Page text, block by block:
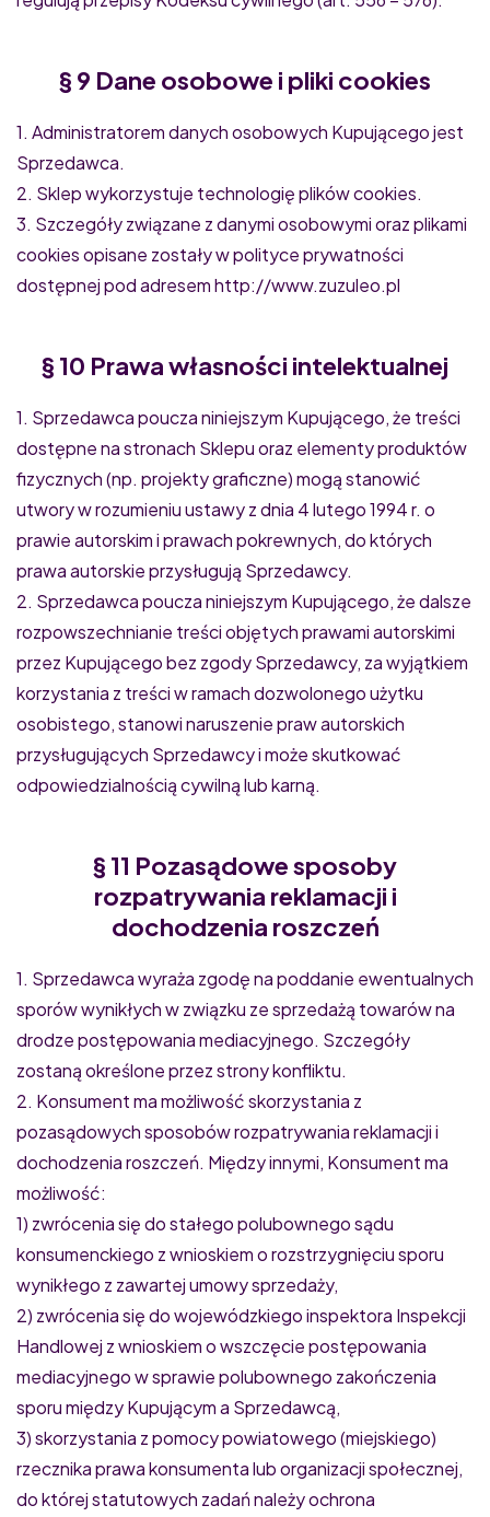
§ 9 Dane osobowe i pliki cookies
1. Administratorem danych osobowych Kupującego jest
Sprzedawca.
2. Sklep wykorzystuje technologię plików cookies.
3. Szczegóły związane z danymi osobowymi oraz plikami
cookies opisane zostały w polityce prywatności
dostępnej pod adresem http://www.zuzuleo.pl
§ 10 Prawa własności intelektualnej
1. Sprzedawca poucza niniejszym Kupującego, że treści
dostępne na stronach Sklepu oraz elementy produktów
fizycznych (np. projekty graficzne) mogą stanowić
utwory w rozumieniu ustawy z dnia 4 lutego 1994 r. o
prawie autorskim i prawach pokrewnych, do których
prawa autorskie przysługują Sprzedawcy.
2. Sprzedawca poucza niniejszym Kupującego, że dalsze
rozpowszechnianie treści objętych prawami autorskimi
przez Kupującego bez zgody Sprzedawcy, za wyjątkiem
korzystania z treści w ramach dozwolonego użytku
osobistego, stanowi naruszenie praw autorskich
przysługujących Sprzedawcy i może skutkować
odpowiedzialnością cywilną lub karną.
§ 11 Pozasądowe sposoby
rozpatrywania reklamacji i
dochodzenia roszczeń
1. Sprzedawca wyraża zgodę na poddanie ewentualnych
sporów wynikłych w związku ze sprzedażą towarów na
drodze postępowania mediacyjnego. Szczegóły
zostaną określone przez strony konfliktu.
2. Konsument ma możliwość skorzystania z
pozasądowych sposobów rozpatrywania reklamacji i
dochodzenia roszczeń. Między innymi, Konsument ma
możliwość:
1) zwrócenia się do stałego polubownego sądu
konsumenckiego z wnioskiem o rozstrzygnięciu sporu
wynikłego z zawartej umowy sprzedaży,
2) zwrócenia się do wojewódzkiego inspektora Inspekcji
Handlowej z wnioskiem o wszczęcie postępowania
mediacyjnego w sprawie polubownego zakończenia
sporu między Kupującym a Sprzedawcą,
3) skorzystania z pomocy powiatowego (miejskiego)
rzecznika prawa konsumenta lub organizacji społecznej,
do której statutowych zadań należy ochrona